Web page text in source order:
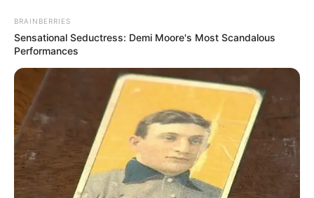
Boneca de Feltro passo a
passo com molde
BRAINBERRIES
Sensational Seductress: Demi Moore's Most Scandalous
Performances